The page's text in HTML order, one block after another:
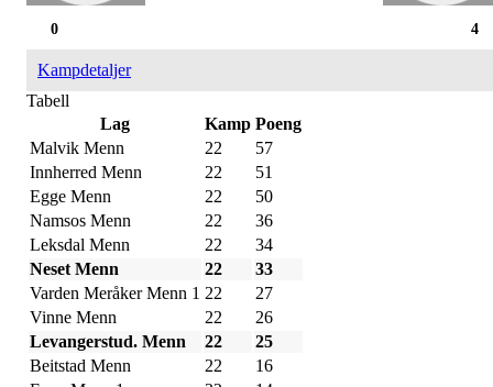
4
0
Kampdetaljer
Tabell
Lag
Kamp Poeng
Malvik Menn
22
57
Innherred Menn
22
51
Egge Menn
22
50
Namsos Menn
22
36
Leksdal Menn
22
34
Neset Menn
22
33
Varden Meråker Menn 1 22
27
Vinne Menn
22
26
Levangerstud. Menn
22
25
Beitstad Menn
22
16